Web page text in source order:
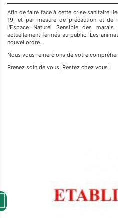
Afin de faire face à cette crise sanitaire
19, et par mesure de précaution et de
l'Espace Naturel Sensible des
actuellement fermés au public. Les
nouvel ordre.
Nous vous remercions de votre
Prenez soin de vous, Restez chez vous !